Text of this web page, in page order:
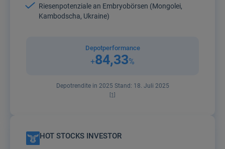
Riesenpotenziale an Embryobörsen (Mongolei,
Kambodscha, Ukraine)
Depotperformance
+84,33%
Depotrendite in 2025 Stand: 18. Juli 2025
[1]
HOT STOCKS INVESTOR